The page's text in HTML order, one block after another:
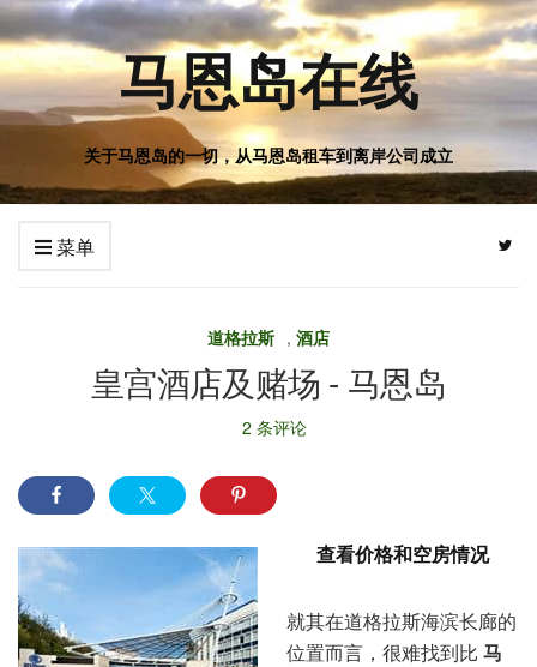
马恩岛在线
关于马恩岛的一切，从马恩岛租车到离岸公司成立
菜单
道格拉斯 , 酒店
皇宫酒店及赌场 - 马恩岛
2 条评论
查看价格和空房情况
就其在道格拉斯海滨长廊的
位置而言，很难找到比 马